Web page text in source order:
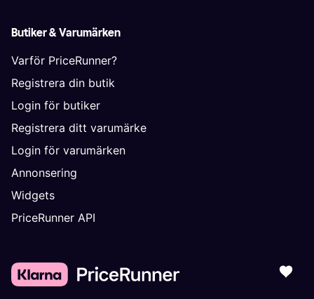
Butiker & Varumärken
Varför PriceRunner?
Registrera din butik
Login för butiker
Registrera ditt varumärke
Login för varumärken
Annonsering
Widgets
PriceRunner API